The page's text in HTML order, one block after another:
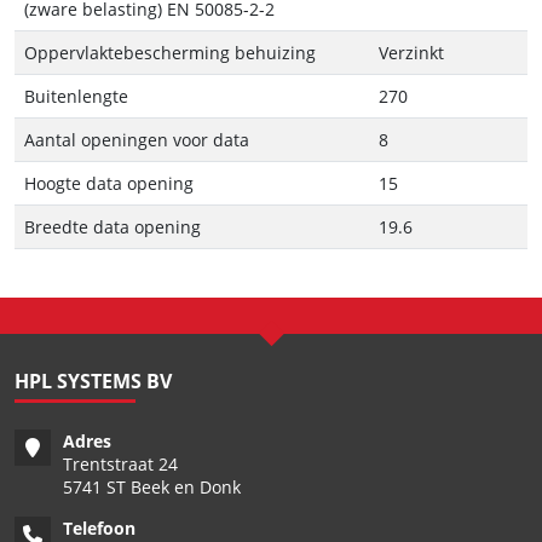
(zware belasting) EN 50085-2-2
Oppervlaktebescherming behuizing
Verzinkt
Buitenlengte
270
Aantal openingen voor data
8
Hoogte data opening
15
Breedte data opening
19.6
HPL SYSTEMS BV
Adres
Trentstraat 24
5741 ST Beek en Donk
Telefoon